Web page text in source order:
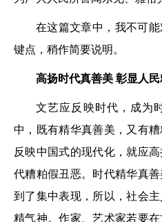
在这篇文章中，我不可
键点，稍作简要说明。
高扬时代真善美 彰显人
文艺应反映时代，成为
中，既有精华真善美，又有
反映中国式的现代化，就应
代糟粕假丑恶。时代精华真
到了集中表现，所以，社会
精气神。作家、艺术家若要